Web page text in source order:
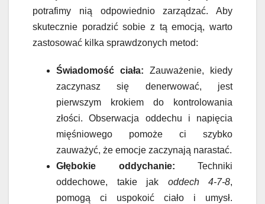
potrafimy nią odpowiednio zarządzać. Aby
skutecznie poradzić sobie z tą emocją, warto
zastosować kilka sprawdzonych metod:
Świadomość ciała: Zauważenie, kiedy
zaczynasz się denerwować, jest
pierwszym krokiem do kontrolowania
złości. Obserwacja oddechu i napięcia
mięśniowego pomoże ci szybko
zauważyć, że emocje zaczynają narastać.
Głębokie oddychanie: Techniki
oddechowe, takie jak oddech 4-7-8,
pomogą ci uspokoić ciało i umysł.